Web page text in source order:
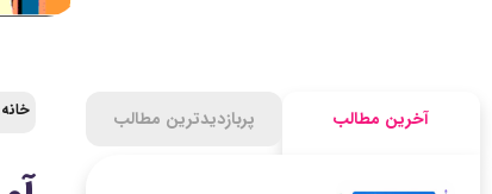
آخرین مطالب پربازدیدترین مطالب خانه